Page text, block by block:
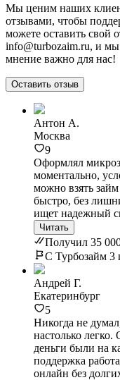
Мы ценим наших
отзывами, чтобы
можете оставить свой
info@turbozaim.ru, и
мнение важно для нас!
Оставить отзыв
Антон А.
Москва
9
Оформлял
моментально,
можно взять
быстро, без
ищет надежный
Читать
Получил 35
С Турбозайм 3
Андрей Г.
Екатеринбург
5
Никогда не
настолько
деньги были на
поддержка
онлайн без